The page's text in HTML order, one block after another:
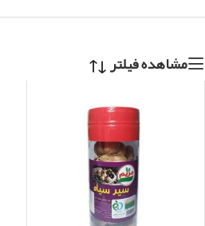
مشاهده فیلتر